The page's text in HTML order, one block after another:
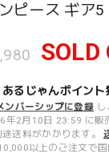
ピース ギア
SOLD
あるじゃんポイント
ンバーシップに登録
年2月10日 23:59 に販
送料がかかります。
以上のご注文で国